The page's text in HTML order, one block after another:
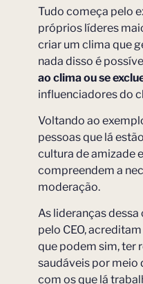
Tudo começa pelo
próprios líderes
criar um clima que
nada disso é
ao clima ou se
influenciadores do
Voltando ao
pessoas que lá
cultura de amizade
compreendem a
moderação.
As lideranças
pelo CEO,
que podem sim, ter
saudáveis por meio
com os que lá